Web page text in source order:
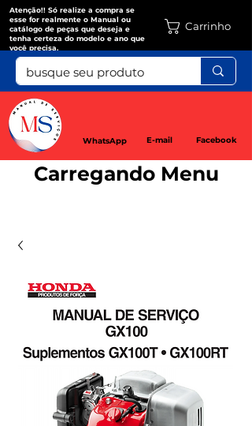
Atenção!! Só realize a compra se
esse for realmente o Manual ou
catálogo de peças que deseja e
tenha certeza do modelo e ano que
você precisa.
WhatsApp E-mail Facebook
Carrinho
Carregando Menu